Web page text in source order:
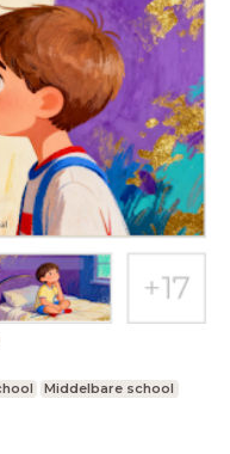
Middelbare school